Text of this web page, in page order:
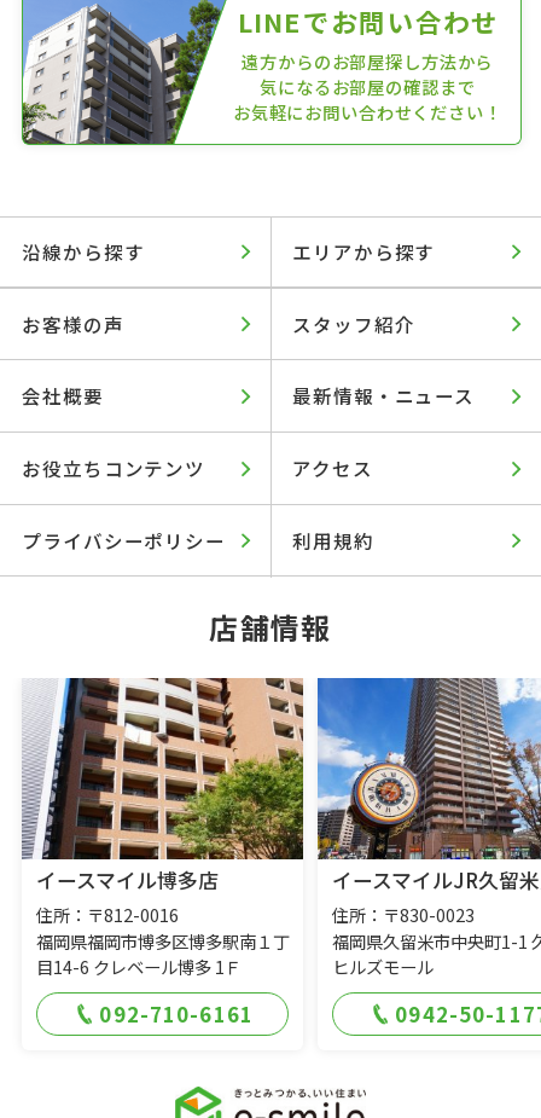
LINEでお問い合わせ
遠方からのお部屋探し方法から
気になるお部屋の確認まで
お気軽にお問い合わせください！
沿線から探す エリアから探す
お客様の声 スタッフ紹介
会社概要 最新情報・ニュース
お役立ちコンテンツ アクセス
プライバシーポリシー 利用規約
店舗情報
イースマイル博多店
住所：〒812-0016
福岡県福岡市博多区博多駅南１丁
目14-6 クレベール博多 1Ｆ
092-710-6161
イースマイルJR久留
住所：〒830-0023
福岡県久留米市中央町1-1
ヒルズモール
0942-50-